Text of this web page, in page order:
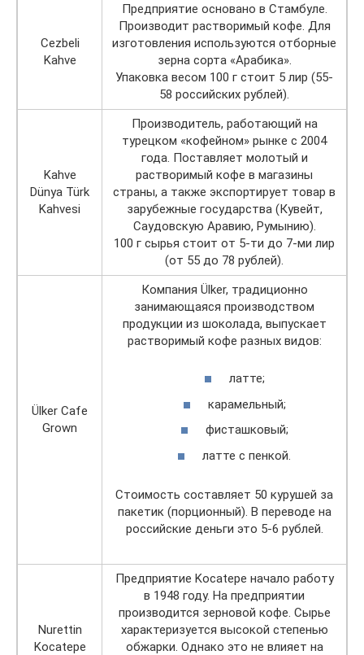
Cezbeli
Kahve
Предприятие основано в Стамбуле.
Производит растворимый кофе. Для
изготовления используются отборные
зерна сорта «Арабика».
Упаковка весом 100 г стоит 5 лир (55-
58 российских рублей).
Kahve
Dünya Türk
Kahvesi
Производитель, работающий на
турецком «кофейном» рынке с 2004
года. Поставляет молотый и
растворимый кофе в магазины
страны, а также экспортирует товар в
зарубежные государства (Кувейт,
Саудовскую Аравию, Румынию).
100 г сырья стоит от 5-ти до 7-ми лир
(от 55 до 78 рублей).
Ülker Cafe
Grown
Компания Ülker, традиционно
занимающаяся производством
продукции из шоколада, выпускает
растворимый кофе разных видов:
латте;
карамельный;
фисташковый;
латте с пенкой.
Стоимость составляет 50 курушей за
пакетик (порционный). В переводе на
российские деньги это 5-6 рублей.
Nurettin
Kocatepe
Предприятие Kocatepe начало работу
в 1948 году. На предприятии
производится зерновой кофе. Сырье
характеризуется высокой степенью
обжарки. Однако это не влияет на